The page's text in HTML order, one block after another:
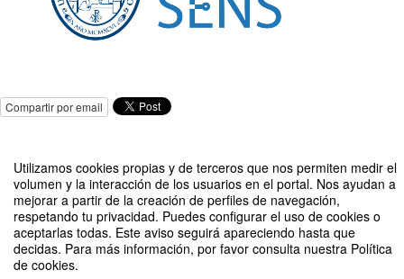
Utilizamos cookies propias y de terceros que nos permiten medir el
volumen y la interacción de los usuarios en el portal. Nos ayudan a
mejorar a partir de la creación de perfiles de navegación,
respetando tu privacidad. Puedes configurar el uso de cookies o
aceptarlas todas. Este aviso seguirá apareciendo hasta que
decidas. Para más información, por favor consulta nuestra Política
de cookies.
Compartir por email
Conferencia: Prof. Dr. D. Javier García Martínez. Presidente de la IUPAC y
de la Academia Joven de España
Organizado por UCAM SENS, Cátedra UCAM de Química de Sensores y el